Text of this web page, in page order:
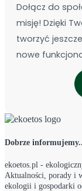
Dołącz do
misję! Dzięki
tworzyć
nowe
Dobrze
ekoetos.pl -
Aktualności, porady i
ekologii i gospodarki